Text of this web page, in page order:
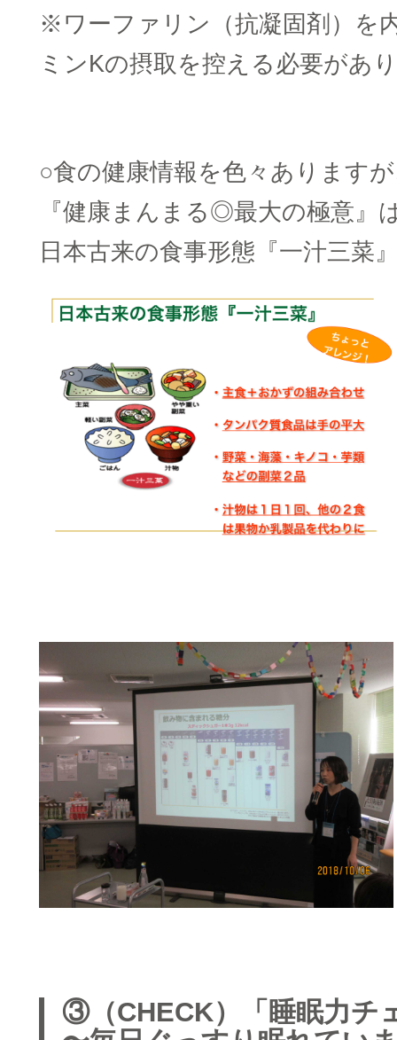
※ワーファリン（抗凝固剤）を
ミンKの摂取を控える必要があ
○食の健康情報を色々あります
『健康まんまる◎最大の極意』
日本古来の食事形態『一汁三菜
③（CHECK）「睡眠力チ